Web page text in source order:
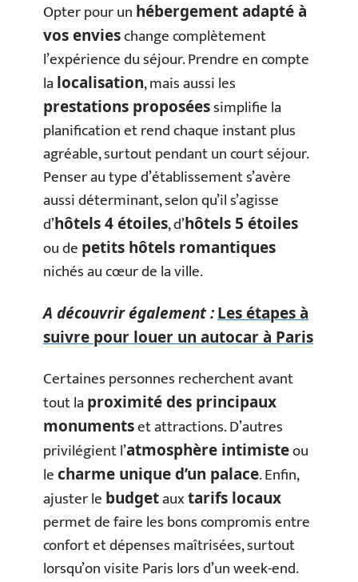
Opter pour un hébergement adapté à
vos envieschange complètement
l’expérience du séjour. Prendre en compte
lalocalisation, mais aussi les
prestations proposéessimplifie la
planification et rend chaque instant plus
agréable, surtout pendant un court séjour.
Penser au type d’établissement s’avère
aussi déterminant, selon qu’il s’agisse
d’hôtels 4 étoiles, d’hôtels 5 étoiles
ou de petits hôtels romantiques
nichés au cœur de la ville.
A découvrir également :Les étapes à
suivre pour louer un autocar à Paris
Certaines personnes recherchent avant
tout laproximité des principaux
monumentset attractions. D’autres
privilégient l’atmosphère intimisteou
lecharme unique d’un palace. Enfin,
ajuster le budgetauxtarifs locaux
permet de faire les bons compromis entre
confort et dépenses maîtrisées, surtout
lorsqu’on visite Paris lors d’un week-end.